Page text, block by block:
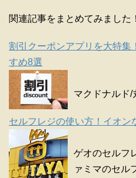
関連記事をまとめてみました！
割引クーポンアプリを大特集
すめ8選
マクドナルド/
セルフレジの使い方！イオン
ゲオのセルフ
ァミマのセル